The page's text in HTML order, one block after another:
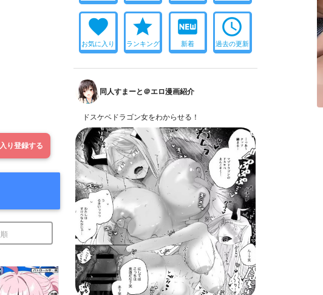
り登録する
favorite
お気に入り
star
ランキング
fiber_new
新着
access_time
過去の更新
同人すまーと＠エロ漫画紹介
ドスケベドラゴン女をわからせる！